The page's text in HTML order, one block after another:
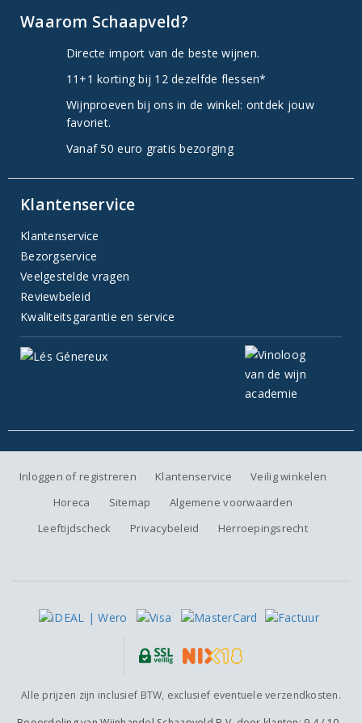
Waarom Schaapveld?
Directe import van de beste wijnen.
11+1 korting bij 12 dezelfde flessen*
Wijnproeven bij ons in de winkel: ontdek jouw
favoriet.
Vanaf 50 euro gratis bezorging
Klantenservice
Klantenservice
Bezorgservice
Veelgestelde vragen
Reviewbeleid
Kwaliteitsgarantie en service
Inloggen of registreren Klantenservice
Veilig winkelen
Horeca
Sitemap
Algemene voorwaarden
Leeftijdscheck
Privacybeleid Herroepingsrecht
Alle prijzen zijn inclusief BTW, exclusief eventuele verzendkosten.